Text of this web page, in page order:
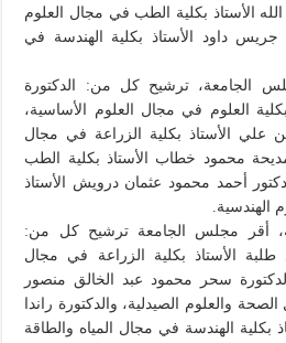
الأستاذ بكلية الطب في مجال العلوم
داود الأستاذ بكلية الهندسة في
الجامعة، ترشيح كل من: الدكتورة
العلوم في مجال العلوم الأساسية،
الأستاذ بكلية الزراعة في مجال
مديحة محمود خطاب الأستاذ بكلية الطب
أحمد محمود عثمان درويش الأستاذ
الهندسية.
أقر مجلس الجامعة ترشيح كل من:
الأستاذ بكلية الزراعة في مجال
سحر محمود عبد الخالق منصور
والعلوم الصيدلية، والدكتورة راندا
بكلية الهندسة في مجال المياه والطاقة